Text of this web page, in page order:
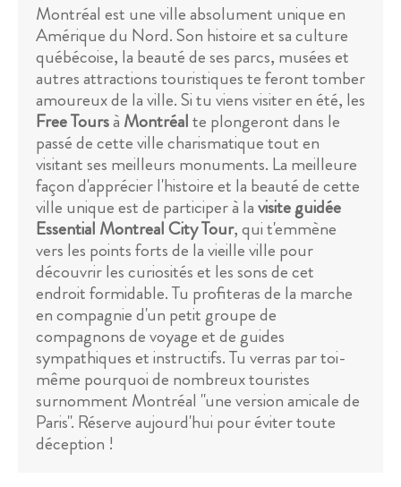
Montréal est une ville absolument unique en
Amérique du Nord. Son histoire et sa culture
québécoise, la beauté de ses parcs, musées et
autres attractions touristiques te feront tomber
amoureux de la ville. Si tu viens visiter en été, les
Free Toursà Montréalte plongeront dans le
passé de cette ville charismatique tout en
visitant ses meilleurs monuments. La meilleure
façon d'apprécier l'histoire et la beauté de cette
ville unique est de participer à lavisite guidée
Essential Montreal City Tour, qui t'emmène
vers les points forts de la vieille ville pour
découvrir les curiosités et les sons de cet
endroit formidable. Tu profiteras de la marche
en compagnie d'un petit groupe de
compagnons de voyage et de guides
sympathiques et instructifs. Tu verras par toi-
même pourquoi de nombreux touristes
surnomment Montréal "une version amicale de
Paris". Réserve aujourd'hui pour éviter toute
déception !